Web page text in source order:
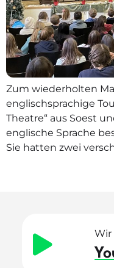
Zum wiederholten
englischsprachige
Theatre“ aus Soest
englische Sprache
Sie hatten zwei
Wir